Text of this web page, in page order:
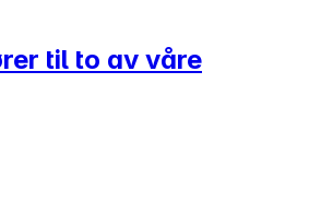
til to av våre